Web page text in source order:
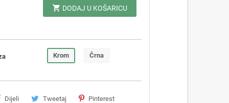
shopping_cart DODAJ U KOŠARICU
Krom Črna
Dijeli Tweetaj Pinterest